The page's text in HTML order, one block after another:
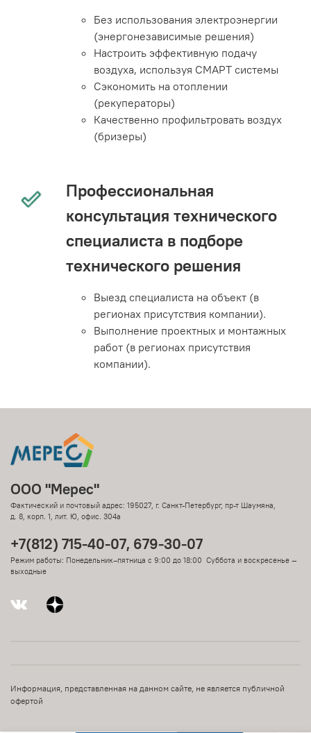
Без использования электроэнергии
(энергонезависимые решения)
Настроить эффективную подачу
воздуха, используя СМАРТ системы
Сэкономить на отоплении
(рекуператоры)
Качественно профильтровать воздух
(бризеры)
Профессиональная
консультация технического
специалиста в подборе
технического решения
Выезд специалиста на объект (в
регионах присутствия компании).
Выполнение проектных и монтажных
работ (в регионах присутствия
компании).
ООО "Мерес"
Фактический и почтовый адрес: 195027, г. Санкт-Петербург, пр-т Шаумяна,
д. 8, корп. 1, лит. Ю, офис. 304а
+7(812) 715-40-07, 679-30-07
Режим работы: Понедельник–пятница с 9:00 до 18:00 Суббота и воскресенье —
выходные
Информация, представленная на данном сайте, не является публичной
офертой